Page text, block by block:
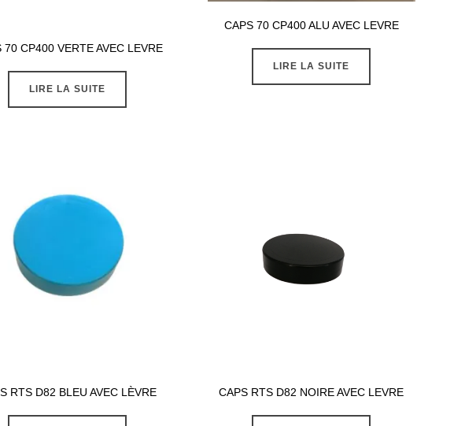
70 CP400 VERTE AVEC LEVRE
LIRE LA SUITE
CAPS 70 CP400 ALU AVEC LEVRE
LIRE LA SUITE
RTS D82 BLEU AVEC LÈVRE CAPS RTS D82 NOIRE AVEC LEVRE